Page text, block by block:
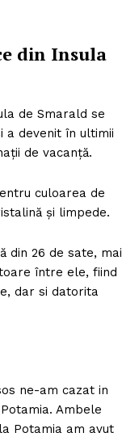
din Insula
de Smarald se
a devenit în ultimii
de vacanţă.
culoarea de
şi limpede.
din 26 de sate, mai
între ele, fiind
dar si datorita
ne-am cazat in
Ambele
Potamia am avut